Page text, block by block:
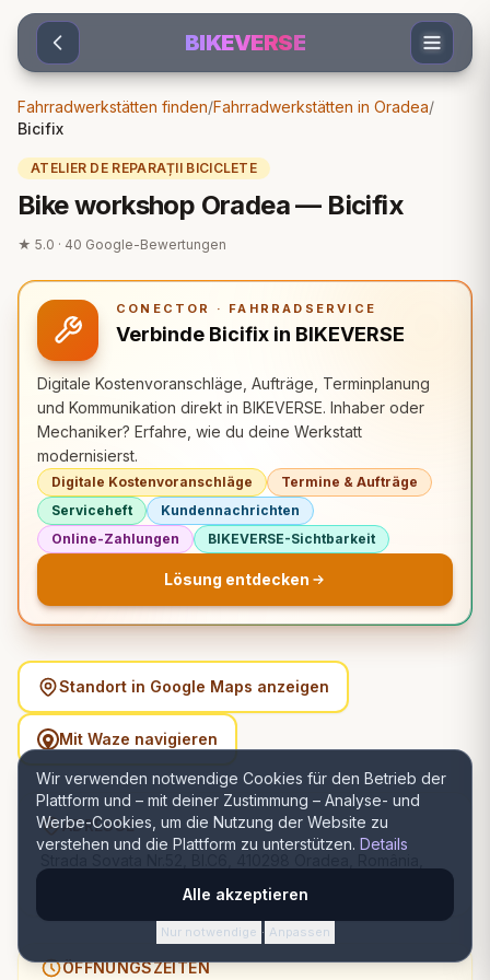
Sari la conținut
Wir verwenden notwendige Cookies für den Betrieb der
Plattform und – mit deiner Zustimmung – Analyse- und
Werbe-Cookies, um die Nutzung der Website zu
verstehen und die Plattform zu unterstützen. Details
Alle akzeptieren
Nur notwendige · Anpassen
BIKEVERSE
Fahrradwerkstätten finden/Fahrradwerkstätten in Oradea/
Bicifix
ATELIER DE REPARAȚII BICICLETE
Bike workshop Oradea — Bicifix
★ 5.0 · 40 Google-Bewertungen
CONECTOR · FAHRRADSERVICE
Verbinde Bicifix in BIKEVERSE
Digitale Kostenvoranschläge, Aufträge, Terminplanung
und Kommunikation direkt in BIKEVERSE. Inhaber oder
Mechaniker? Erfahre, wie du deine Werkstatt
modernisierst.
Digitale Kostenvoranschläge
Termine & Aufträge
Serviceheft
Kundennachrichten
Online-Zahlungen
BIKEVERSE-Sichtbarkeit
Lösung entdecken
Standort in Google Maps anzeigen
Mit Waze navigieren
ADRESSE
ÖFFNUNGSZEITEN